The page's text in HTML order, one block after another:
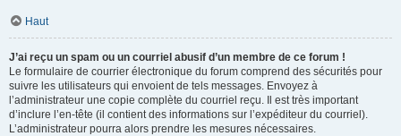
Haut
J’ai reçu un spam ou un courriel abusif d’un membre de ce forum !
Le formulaire de courrier électronique du forum comprend des sécurités pour
suivre les utilisateurs qui envoient de tels messages. Envoyez à
l’administrateur une copie complète du courriel reçu. Il est très important
d’inclure l’en-tête (il contient des informations sur l’expéditeur du courriel).
L’administrateur pourra alors prendre les mesures nécessaires.